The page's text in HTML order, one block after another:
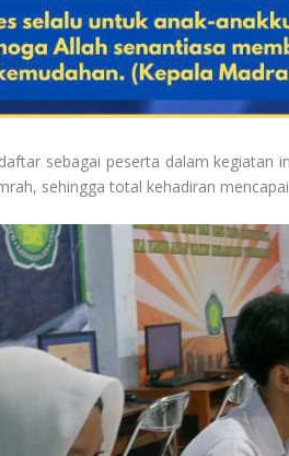
sebagai peserta dalam kegiatan
sehingga total kehadiran